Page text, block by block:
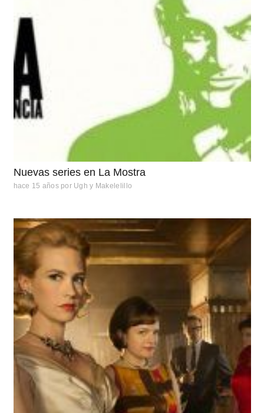
Nuevas series en La Mostra
hace 15 años por Ugh y Makelelillo